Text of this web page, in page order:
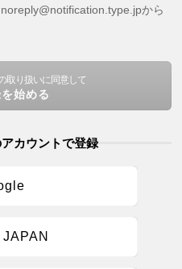
から
取り扱いに同意して
始める
カウントで登録